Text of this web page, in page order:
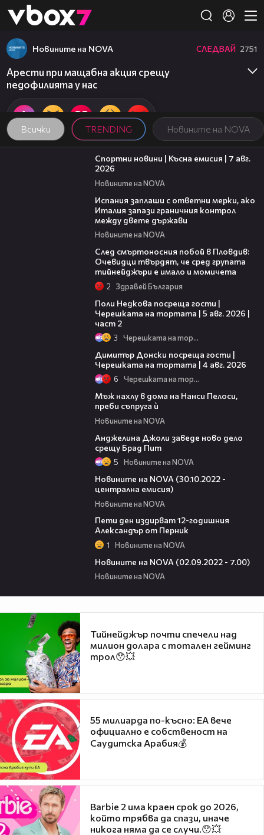
👾
Всички TRENDING Новините на NOVA
Новините на NOVA СЛЕДВАЙ 2751
Арести при мащабна акция срещу
педофилията у нас
03:46
Спортни новини | Късна емисия | 7 авг.
2026
Новините на NOVA
Испания заплаши с ответни мерки, ако
Италия запази граничния контрол
между двете държави
Новините на NOVA
След смъртоносния побой в Пловдив:
Очевидци твърдят, че сред групата
тийнейджъри е имало и момичета
2 Здравей България
Поли Недкова посреща гости |
Черешката на тортата | 5 авг. 2026 |
част 2
3 Черешката на тортата
Димитър Донски посреща гости |
Черешката на тортата | 4 авг. 2026
6 Черешката на тортата
Мъж нахлу в дома на Нанси Пелоси,
преби съпруга ѝ
Новините на NOVA
Анджелина Джоли заведе ново дело
срещу Брад Пит
5 Новините на NOVA
Новините на NOVA (30.10.2022 -
централна емисия)
Новините на NOVA
Пети ден издирват 12-годишния
Александър от Перник
1 Новините на NOVA
Новините на NOVA (02.09.2022 - 7.00)
Новините на NOVA
Тийнейджър почти спечели над
милион долара с тотален гейминг
трол😯💥
55 милиарда по-късно: EA вече
официално е собственост на
Саудитска Арабия💰
Barbie 2 има краен срок до 2026,
който трябва да спази, иначе
никога няма да се случи.😯💥